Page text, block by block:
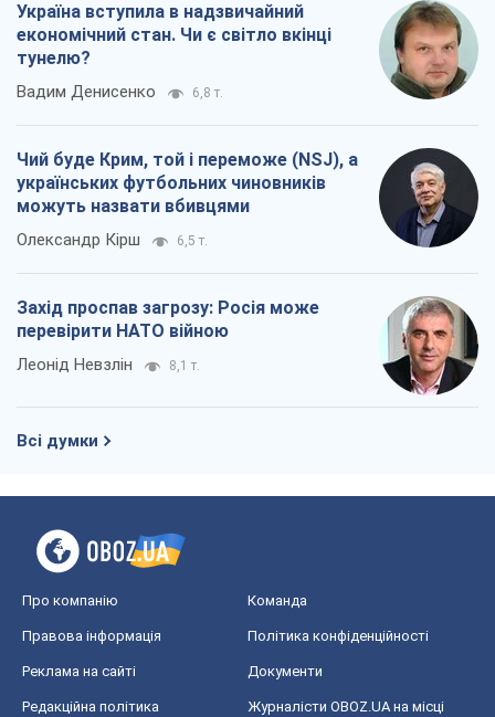
Україна вступила в надзвичайний
економічний стан. Чи є світло вкінці
тунелю?
Вадим Денисенко 6,8 т.
Чий буде Крим, той і переможе (NSJ), а
українських футбольних чиновників
можуть назвати вбивцями
Олександр Кірш 6,5 т.
Захід проспав загрозу: Росія може
перевірити НАТО війною
Леонід Невзлін 8,1 т.
Всі думки
Про компанію Команда
Правова інформація Політика конфіденційності
Реклама на сайті Документи
Редакційна політика
Журналісти OBOZ.UA на місці